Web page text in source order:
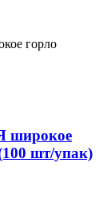
широкое
шт/упак)